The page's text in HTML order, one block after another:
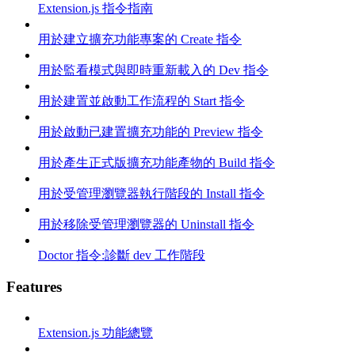
Extension.js 指令指南
用於建立擴充功能專案的 Create 指令
用於監看模式與即時重新載入的 Dev 指令
用於建置並啟動工作流程的 Start 指令
用於啟動已建置擴充功能的 Preview 指令
用於產生正式版擴充功能產物的 Build 指令
用於受管理瀏覽器執行階段的 Install 指令
用於移除受管理瀏覽器的 Uninstall 指令
Doctor 指令:診斷 dev 工作階段
Features
Extension.js 功能總覽